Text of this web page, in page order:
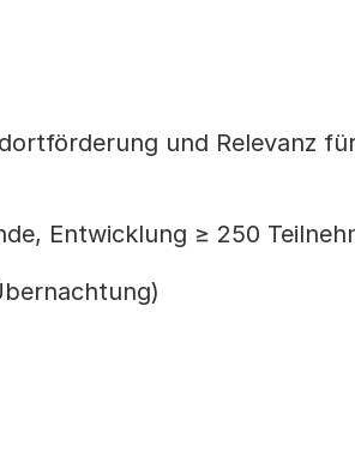
und Relevanz
Entwicklung ≥ 250